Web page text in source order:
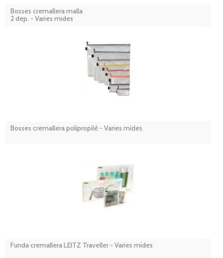
Bosses cremallera malla
2 dep. - Varies mides
Bosses cremallera polipropilé - Varies mides
Funda cremallera LEITZ Traveller - Varies mides